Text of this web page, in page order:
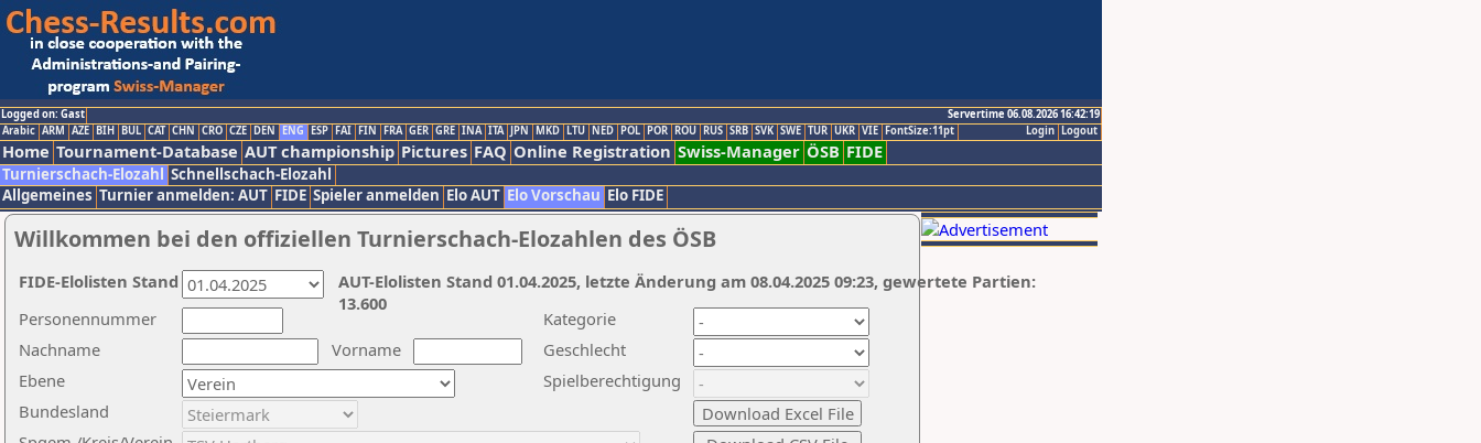
Logged on: Gast
Servertime 06.08.2026 16:42:19
Logout
Login
Arabic ARM AZE BIH BUL CAT CHN CRO CZE DEN ENG ESP FAI FIN FRA GER GRE INA ITA JPN MKD LTU NED POL POR ROU RUS SRB SVK SWE TUR UKR VIE FontSize:11pt
Home Tournament-Database AUT championship Pictures FAQ Online Registration Swiss-Manager ÖSB FIDE
Turnierschach-Elozahl Schnellschach-Elozahl
Allgemeines Turnier anmelden: AUT FIDE Spieler anmelden Elo AUT Elo Vorschau Elo FIDE
Willkommen bei den offiziellen Turnierschach-Elozahlen des ÖSB
Nachname
Vorname
Ebene
Kategorie
Personennummer
Bundesland
Geschlecht
Spielberechtigung
AUT-Elolisten Stand 01.04.2025, letzte Änderung am 08.04.2025 09:23, gewertete Partien:
13.600
FIDE-Elolisten Stand